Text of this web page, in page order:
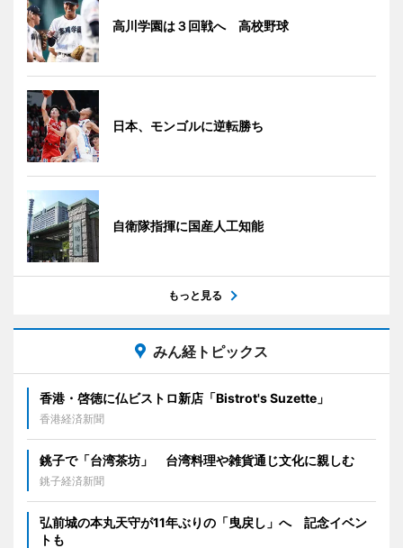
高川学園は３回戦へ 高校野球
日本、モンゴルに逆転勝ち
自衛隊指揮に国産人工知能
もっと見る
みん経トピックス
香港・啓徳に仏ビストロ新店「Bistrot's Suzette」
香港経済新聞
銚子で「台湾茶坊」 台湾料理や雑貨通じ文化に親しむ
銚子経済新聞
弘前城の本丸天守が11年ぶりの「曳戻し」へ 記念イベン
トも